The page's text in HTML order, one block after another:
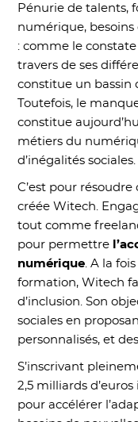
Pénurie de talents,
numérique, besoins
: comme le
travers de ses
constitue un bassin
Toutefois, le
constitue
métiers du
d’inégalités sociales.
C’est pour
créée Witech.
tout comme
pour permettre
numérique . A la
formation, Witech
d’inclusion. Son
sociales en
personnalisés, et
S’inscrivant
2,5 milliards
pour accélérer